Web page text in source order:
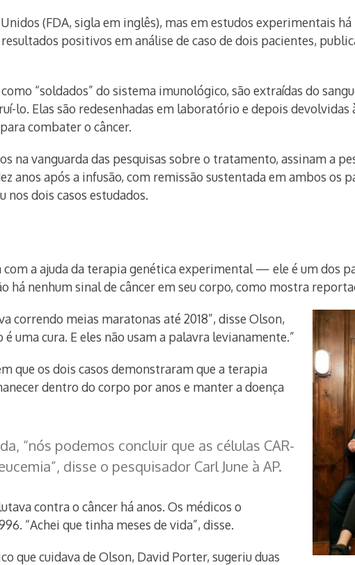
(FDA, sigla em inglês), mas em estudos experimentais há
positivos em análise de caso de dois pacientes,
“soldados” do sistema imunológico, são extraídas do
lo. Elas são redesenhadas em laboratório e depois devolvidas
combater o câncer.
na vanguarda das pesquisas sobre o tratamento, assinam a
anos após a infusão, com remissão sustentada em ambos os
dois casos estudados.
com a ajuda da terapia genética experimental — ele é um dos
há nenhum sinal de câncer em seu corpo, como mostra
correndo meias maratonas até 2018”, disse Olson,
uma cura. E eles não usam a palavra levianamente.”
que os dois casos demonstraram que a terapia
dentro do corpo por anos e manter a doença
“nós podemos concluir que as células CAR-
disse o pesquisador Carl June à AP.
contra o câncer há anos. Os médicos o
“Achei que tinha meses de vida”, disse.
que cuidava de Olson, David Porter, sugeriu duas